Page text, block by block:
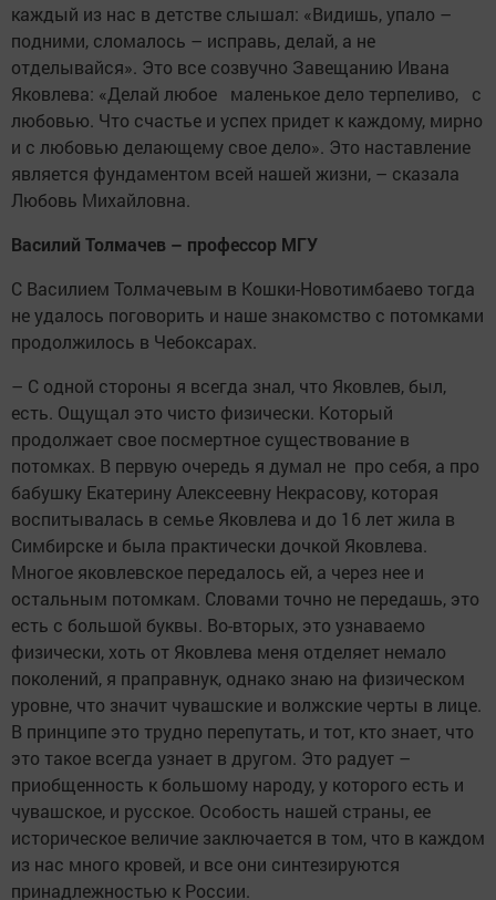
каждый из нас в детстве слышал: «Видишь, упало –
подними, сломалось – исправь, делай, а не
отделывайся». Это все созвучно Завещанию Ивана
Яковлева: «Делай любое маленькое дело терпеливо, с
любовью. Что счастье и успех придет к каждому, мирно
и с любовью делающему свое дело». Это наставление
является фундаментом всей нашей жизни, – сказала
Любовь Михайловна.
Василий Толмачев – профессор МГУ
С Василием Толмачевым в Кошки-Новотимбаево тогда
не удалось поговорить и наше знакомство с потомками
продолжилось в Чебоксарах.
– С одной стороны я всегда знал, что Яковлев, был,
есть. Ощущал это чисто физически. Который
продолжает свое посмертное существование в
потомках. В первую очередь я думал не про себя, а про
бабушку Екатерину Алексеевну Некрасову, которая
воспитывалась в семье Яковлева и до 16 лет жила в
Симбирске и была практически дочкой Яковлева.
Многое яковлевское передалось ей, а через нее и
остальным потомкам. Словами точно не передашь, это
есть с большой буквы. Во-вторых, это узнаваемо
физически, хоть от Яковлева меня отделяет немало
поколений, я праправнук, однако знаю на физическом
уровне, что значит чувашские и волжские черты в лице.
В принципе это трудно перепутать, и тот, кто знает, что
это такое всегда узнает в другом. Это радует –
приобщенность к большому народу, у которого есть и
чувашское, и русское. Особость нашей страны, ее
историческое величие заключается в том, что в каждом
из нас много кровей, и все они синтезируются
принадлежностью к России.